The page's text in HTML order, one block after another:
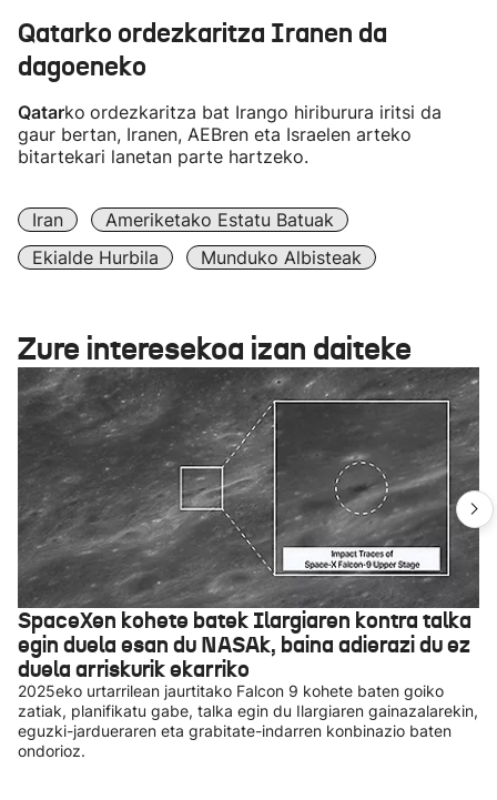
Qatarko ordezkaritza Iranen da
dagoeneko
Qatarko ordezkaritza bat Irango hiriburura iritsi da
gaur bertan, Iranen, AEBren eta Israelen arteko
bitartekari lanetan parte hartzeko.
Iran
Ameriketako Estatu Batuak
Ekialde Hurbila
Munduko Albisteak
Zure interesekoa izan daiteke
SpaceXen kohete batek Ilargiaren kontra talka
egin duela esan du NASAk, baina adierazi du ez
duela arriskurik ekarriko
2025eko urtarrilean jaurtitako Falcon 9 kohete baten goiko
zatiak, planifikatu gabe, talka egin du Ilargiaren gainazalarekin,
eguzki-jardueraren eta grabitate-indarren konbinazio baten
ondorioz.